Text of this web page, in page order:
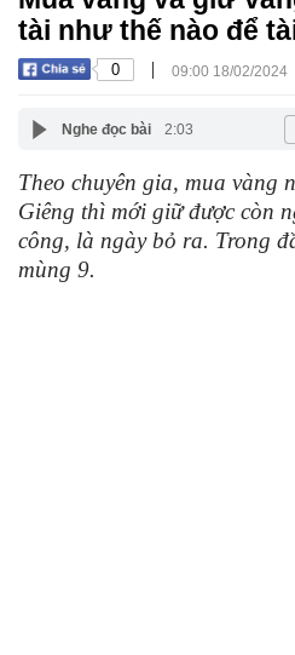
tài như thế nào để
0 | 09:00 18/02/2024
Nghe đọc bài 2:03
Theo chuyên gia, mua vàng
Giêng thì mới giữ được còn
công, là ngày bỏ ra. Trong
mùng 9.